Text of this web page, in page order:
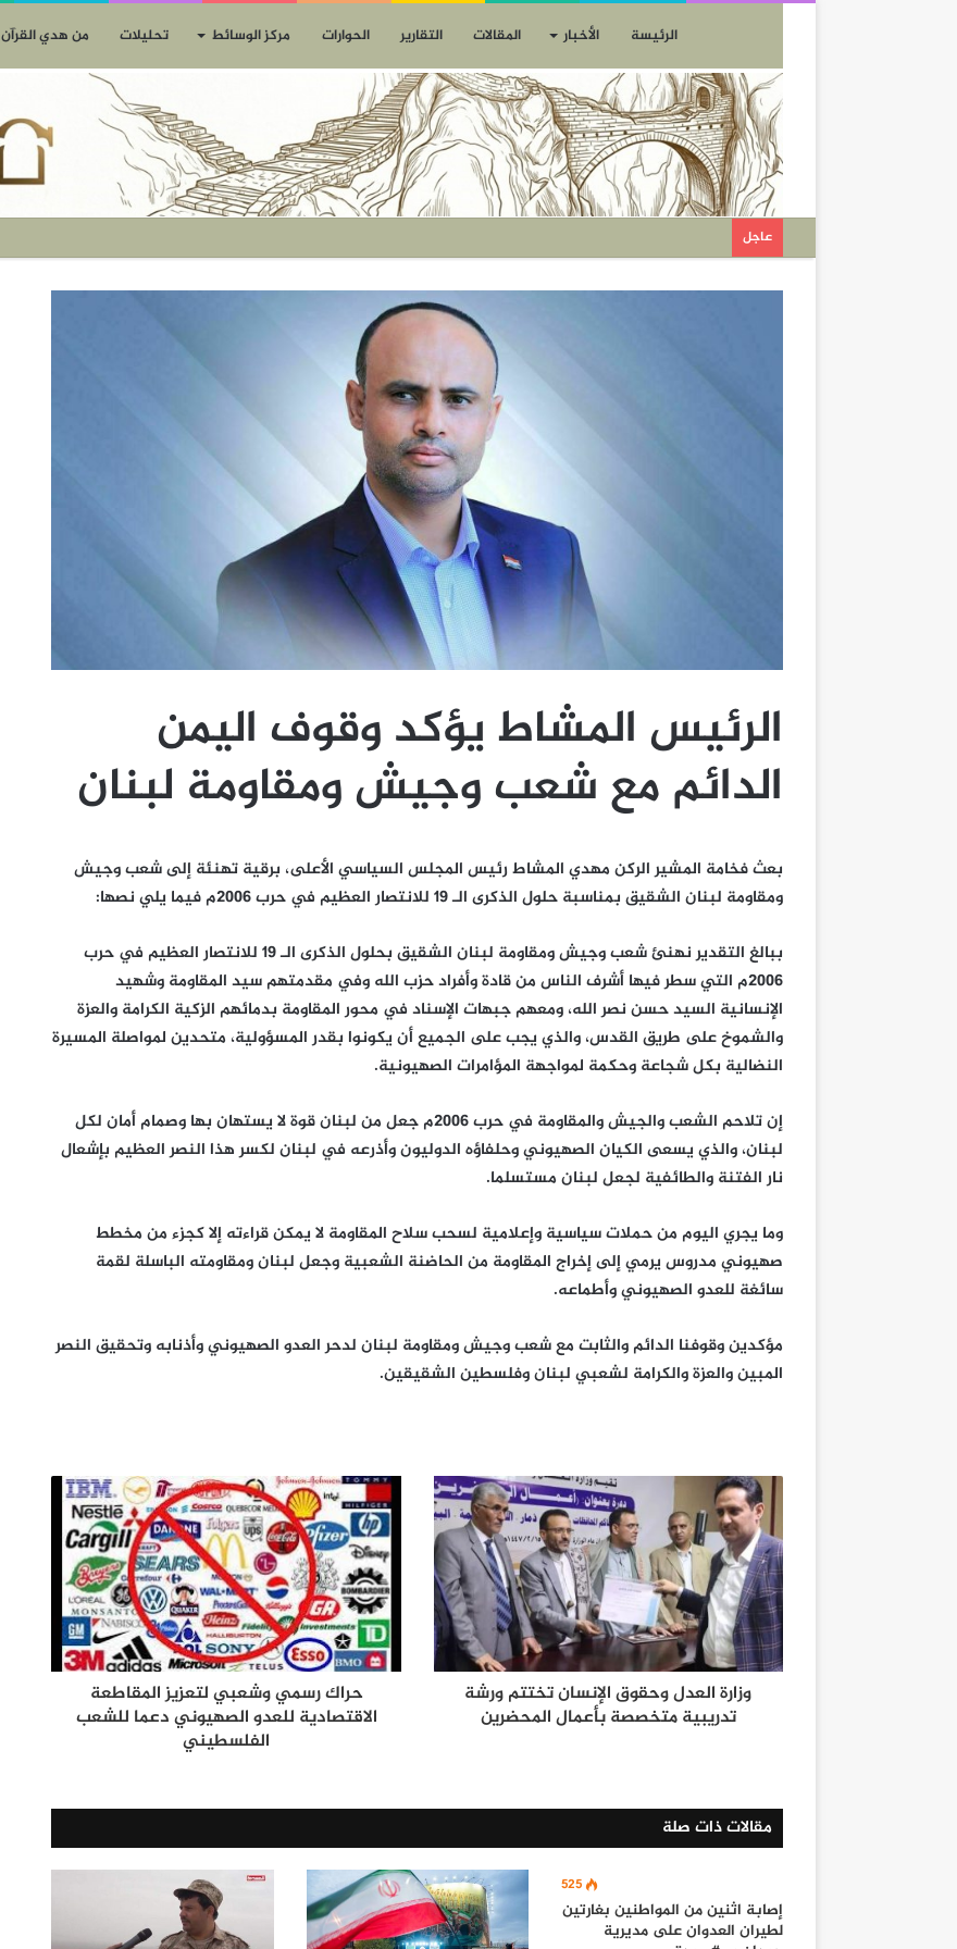
الرئيسة الأخبار المقالات التقارير الحوارات مركز الوسائط تحليلات من هدي القرآن
عاجل
الرئيس المشاط يؤكد وقوف اليمن
الدائم مع شعب وجيش ومقاومة لبنان
بعث فخامة المشير الركن مهدي المشاط رئيس المجلس السياسي الأعلى، برقية تهنئة إلى شعب وجيش
ومقاومة لبنان الشقيق بمناسبة حلول الذكرى الـ 19 للانتصار العظيم في حرب 2006م فيما يلي نصها:
ببالغ التقدير نهنئ شعب وجيش ومقاومة لبنان الشقيق بحلول الذكرى الـ 19 للانتصار العظيم في حرب
2006م التي سطر فيها أشرف الناس من قادة وأفراد حزب الله وفي مقدمتهم سيد المقاومة وشهيد
الإنسانية السيد حسن نصر الله، ومعهم جبهات الإسناد في محور المقاومة بدمائهم الزكية الكرامة والعزة
والشموخ على طريق القدس، والذي يجب على الجميع أن يكونوا بقدر المسؤولية، متحدين لمواصلة المسيرة
النضالية بكل شجاعة وحكمة لمواجهة المؤامرات الصهيونية.
إن تلاحم الشعب والجيش والمقاومة في حرب 2006م جعل من لبنان قوة لا يستهان بها وصمام أمان لكل
لبنان، والذي يسعى الكيان الصهيوني وحلفاؤه الدوليون وأذرعه في لبنان لكسر هذا النصر العظيم بإشعال
نار الفتنة والطائفية لجعل لبنان مستسلما.
وما يجري اليوم من حملات سياسية وإعلامية لسحب سلاح المقاومة لا يمكن قراءته إلا كجزء من مخطط
صهيوني مدروس يرمي إلى إخراج المقاومة من الحاضنة الشعبية وجعل لبنان ومقاومته الباسلة لقمة
سائغة للعدو الصهيوني وأطماعه.
مؤكدين وقوفنا الدائم والثابت مع شعب وجيش ومقاومة لبنان لدحر العدو الصهيوني وأذنابه وتحقيق النصر
المبين والعزة والكرامة لشعبي لبنان وفلسطين الشقيقين.
وزارة العدل وحقوق الإنسان تختتم ورشة
تدريبية متخصصة بأعمال المحضرين
حراك رسمي وشعبي لتعزيز المقاطعة
الاقتصادية للعدو الصهيوني دعما للشعب
الفلسطيني
مقالات ذات صلة
525
إصابة اثنين من المواطنين بغارتين
لطيران العدوان على مديرية